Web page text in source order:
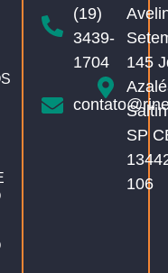
(19)
3439-
1704
145
SP
106